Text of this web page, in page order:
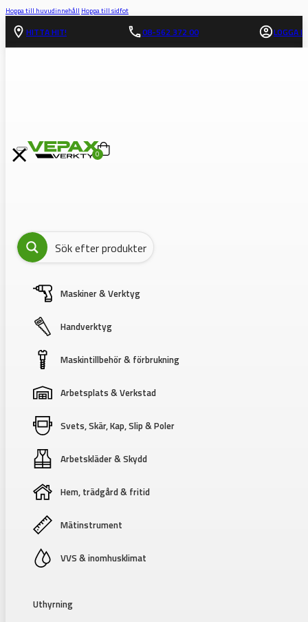
Hoppa till huvudinnehåll Hoppa till sidfot
HITTA HIT! 08-562 372 00 LOGGA IN
0
Maskiner & Verktyg
Handverktyg
Maskintillbehör & förbrukning
Arbetsplats & Verkstad
Svets, Skär, Kap, Slip & Poler
Arbetskläder & Skydd
Hem, trädgård & fritid
Mätinstrument
VVS & inomhusklimat
Uthyrning